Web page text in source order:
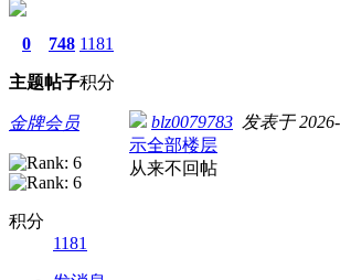
0
主题
748
帖子
1181
积分
金牌会员
积分
1181
blz0079783 发表于
示全部楼层
从来不回帖